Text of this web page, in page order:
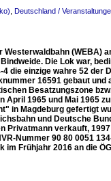
Deutschland /
(WEBA)
Die Lok war,
die einzige wahre 52 der
16591 gebaut
Besatzungszone
April 1965 und Mai 1965
in Magdeburg gefertigt
und Deutsche
Privatmann verkauft,
Nummer 90 80 0051
im Frühjahr 2016 an die